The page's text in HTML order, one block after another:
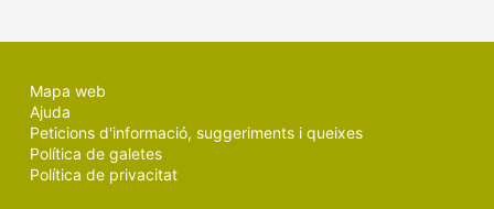
Mapa web
Ajuda
Peticions d'informació, suggeriments i queixes
Política de galetes
Política de privacitat